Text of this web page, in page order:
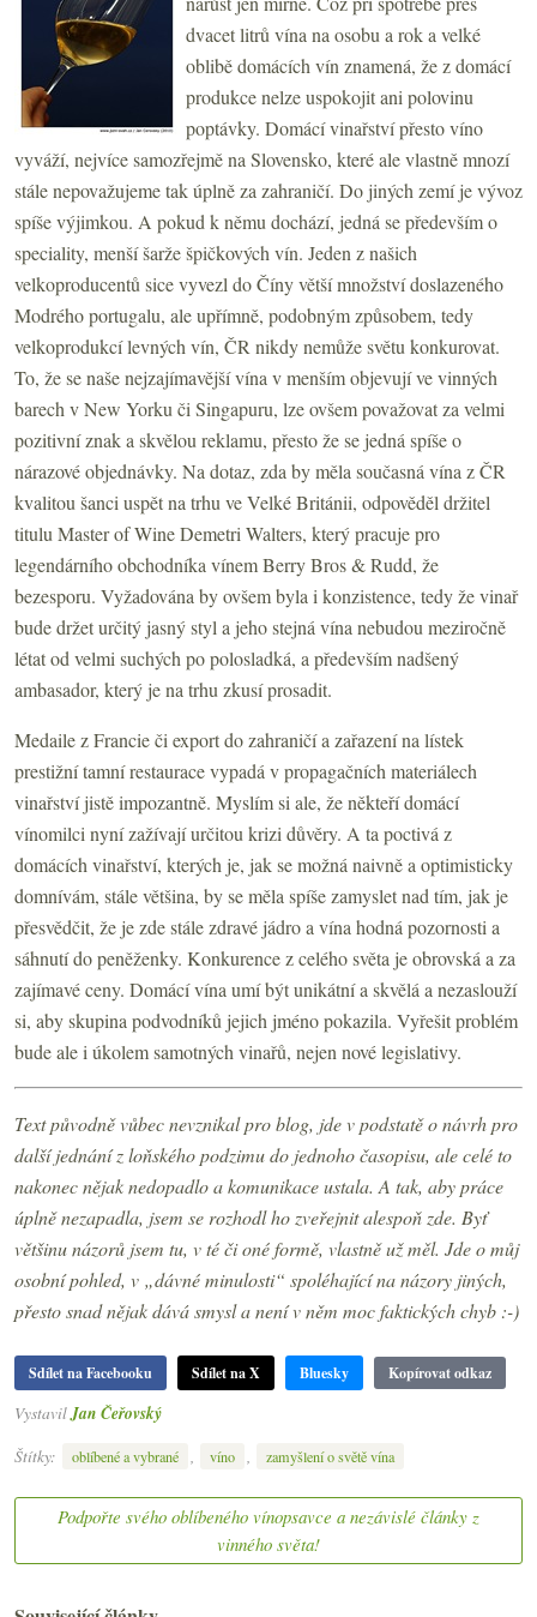
dvacet litrů vína na osobu a rok a velké
oblibě domácích vín znamená, že z domácí
produkce nelze uspokojit ani polovinu
poptávky. Domácí vinařství přesto víno
vyváží, nejvíce samozřejmě na Slovensko, které ale vlastně mnozí
stále nepovažujeme tak úplně za zahraničí. Do jiných zemí je vývoz
spíše výjimkou. A pokud k němu dochází, jedná se především o
speciality, menší šarže špičkových vín. Jeden z našich
velkoproducentů sice vyvezl do Číny větší množství doslazeného
Modrého portugalu, ale upřímně, podobným způsobem, tedy
velkoprodukcí levných vín, ČR nikdy nemůže světu konkurovat.
To, že se naše nejzajímavější vína v menším objevují ve vinných
barech v New Yorku či Singapuru, lze ovšem považovat za velmi
pozitivní znak a skvělou reklamu, přesto že se jedná spíše o
nárazové objednávky. Na dotaz, zda by měla současná vína z ČR
kvalitou šanci uspět na trhu ve Velké Británii, odpověděl držitel
titulu Master of Wine Demetri Walters, který pracuje pro
legendárního obchodníka vínem Berry Bros & Rudd, že
bezesporu. Vyžadována by ovšem byla i konzistence, tedy že vinař
bude držet určitý jasný styl a jeho stejná vína nebudou meziročně
létat od velmi suchých po polosladká, a především nadšený
ambasador, který je na trhu zkusí prosadit.
Medaile z Francie či export do zahraničí a zařazení na lístek
prestižní tamní restaurace vypadá v propagačních materiálech
vinařství jistě impozantně. Myslím si ale, že někteří domácí
vínomilci nyní zažívají určitou krizi důvěry. A ta poctivá z
domácích vinařství, kterých je, jak se možná naivně a optimisticky
domnívám, stále většina, by se měla spíše zamyslet nad tím, jak je
přesvědčit, že je zde stále zdravé jádro a vína hodná pozornosti a
sáhnutí do peněženky. Konkurence z celého světa je obrovská a za
zajímavé ceny. Domácí vína umí být unikátní a skvělá a nezaslouží
si, aby skupina podvodníků jejich jméno pokazila. Vyřešit problém
bude ale i úkolem samotných vinařů, nejen nové legislativy.
Text původně vůbec nevznikal pro blog, jde v podstatě o návrh pro
další jednání z loňského podzimu do jednoho časopisu, ale celé to
nakonec nějak nedopadlo a komunikace ustala. A tak, aby práce
úplně nezapadla, jsem se rozhodl ho zveřejnit alespoň zde. Byť
většinu názorů jsem tu, v té či oné formě, vlastně už měl. Jde o můj
osobní pohled, v „dávné minulosti“ spoléhající na názory jiných,
přesto snad nějak dává smysl a není v něm moc faktických chyb :-)
Sdílet na Facebooku Sdílet na X Bluesky Kopírovat odkaz
Vystavil Jan Čeřovský
Štítky:
oblíbené a vybrané , víno , zamyšlení o světě vína
Podpořte svého oblíbeného vínopsavce a nezávislé články z
vinného světa!